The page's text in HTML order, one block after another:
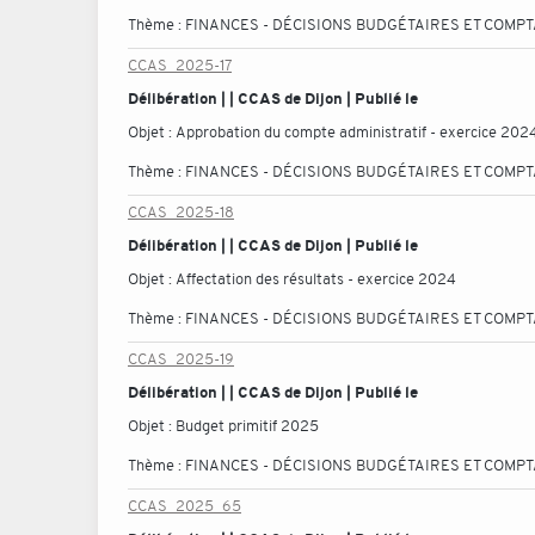
Thème : FINANCES - DÉCISIONS BUDGÉTAIRES ET
CCAS_2025-17
Délibération | | CCAS de Dijon | Publié le
Objet : Approbation du compte administratif - exercice
Thème : FINANCES - DÉCISIONS BUDGÉTAIRES ET
CCAS_2025-18
Délibération | | CCAS de Dijon | Publié le
Objet : Affectation des résultats - exercice 2024
Thème : FINANCES - DÉCISIONS BUDGÉTAIRES ET
CCAS_2025-19
Délibération | | CCAS de Dijon | Publié le
Objet : Budget primitif 2025
Thème : FINANCES - DÉCISIONS BUDGÉTAIRES ET
CCAS_2025_65